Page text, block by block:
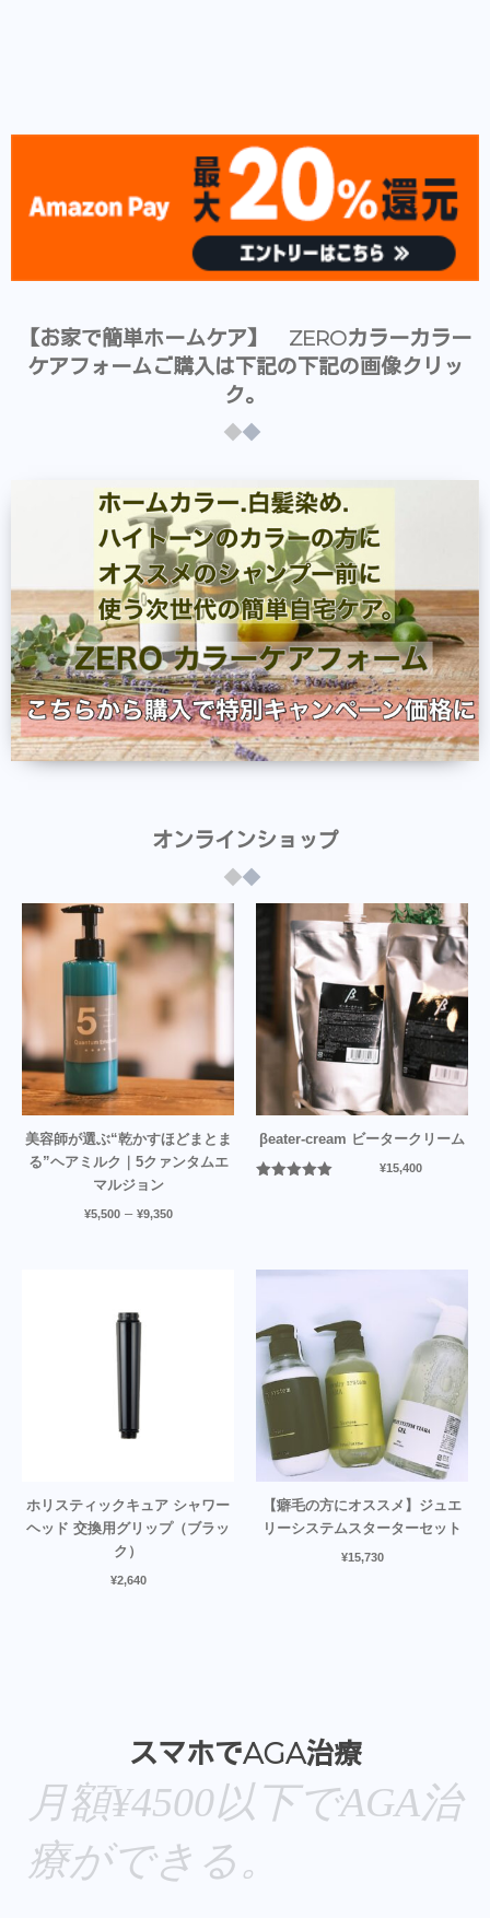
【お家で簡単ホームケア】 ZEROカラーカラー
ケアフォームご購入は下記の下記の画像クリッ
ク。
オンラインショップ
美容師が選ぶ“乾かすほどまとま
る”ヘアミルク｜5クァンタムエ
マルジョン
¥5,500 – ¥9,350
βeater-cream ビータークリーム
¥15,400
ホリスティックキュア シャワー
ヘッド 交換用グリップ（ブラッ
ク）
¥2,640
【癖毛の方にオススメ】ジュエ
リーシステムスターターセット
¥15,730
スマホでAGA治療
月額¥4500以下でAGA治
療ができる。